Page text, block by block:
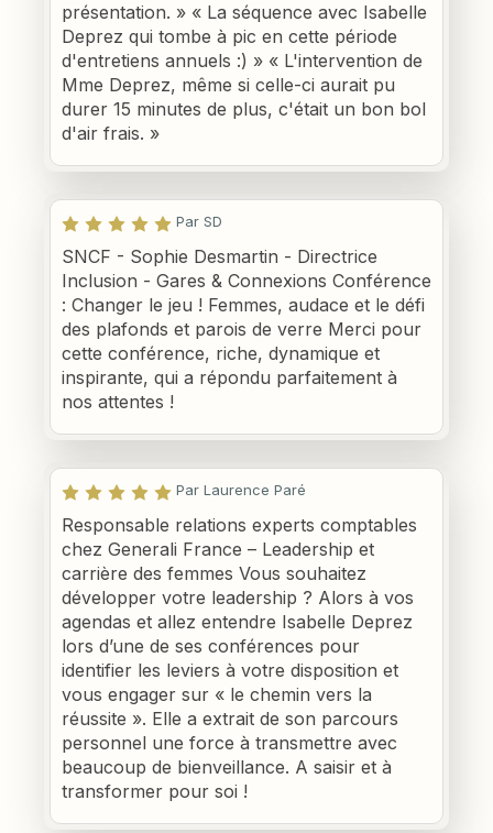
présentation. » « La séquence avec Isabelle
Deprez qui tombe à pic en cette période
d'entretiens annuels :) » « L'intervention de
Mme Deprez, même si celle-ci aurait pu
durer 15 minutes de plus, c'était un bon bol
d'air frais. »
Par SD
SNCF - Sophie Desmartin - Directrice
Inclusion - Gares & Connexions Conférence
: Changer le jeu ! Femmes, audace et le défi
des plafonds et parois de verre Merci pour
cette conférence, riche, dynamique et
inspirante, qui a répondu parfaitement à
nos attentes !
Par Laurence Paré
Responsable relations experts comptables
chez Generali France – Leadership et
carrière des femmes Vous souhaitez
développer votre leadership ? Alors à vos
agendas et allez entendre Isabelle Deprez
lors d’une de ses conférences pour
identifier les leviers à votre disposition et
vous engager sur « le chemin vers la
réussite ». Elle a extrait de son parcours
personnel une force à transmettre avec
beaucoup de bienveillance. A saisir et à
transformer pour soi !